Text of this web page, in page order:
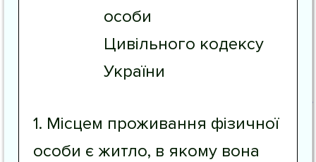
особи
Цивільного кодексу
України
1. Місцем проживання фізичної
особи є житло, в якому вона